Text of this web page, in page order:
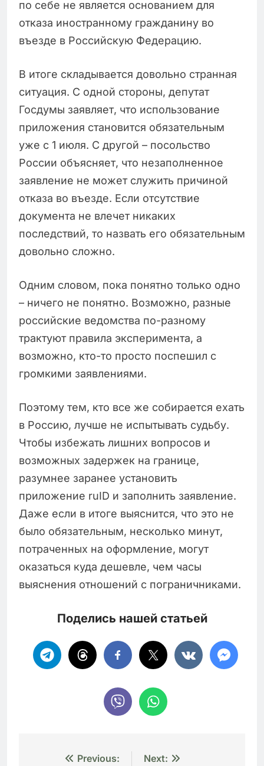
по себе не является основанием для
отказа иностранному гражданину во
въезде в Российскую Федерацию.
В итоге складывается довольно странная
ситуация. С одной стороны, депутат
Госдумы заявляет, что использование
приложения становится обязательным
уже с 1 июля. С другой – посольство
России объясняет, что незаполненное
заявление не может служить причиной
отказа во въезде. Если отсутствие
документа не влечет никаких
последствий, то назвать его обязательным
довольно сложно.
Одним словом, пока понятно только одно
– ничего не понятно. Возможно, разные
российские ведомства по-разному
трактуют правила эксперимента, а
возможно, кто-то просто поспешил с
громкими заявлениями.
Поэтому тем, кто все же собирается ехать
в Россию, лучше не испытывать судьбу.
Чтобы избежать лишних вопросов и
возможных задержек на границе,
разумнее заранее установить
приложение ruID и заполнить заявление.
Даже если в итоге выяснится, что это не
было обязательным, несколько минут,
потраченных на оформление, могут
оказаться куда дешевле, чем часы
выяснения отношений с пограничниками.
Поделись нашей статьей
Навигация
Previous:
Next: